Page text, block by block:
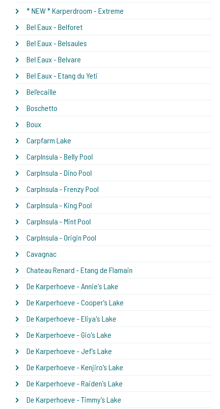
* NEW * Karperdroom - Extreme
Bel Eaux - Belforet
Bel Eaux - Belsaules
Bel Eaux - Belvare
Bel Eaux - Etang du Yeti
Bel'ecaille
Boschetto
Boux
Carpfarm Lake
CarpInsula - Belly Pool
CarpInsula - Dino Pool
CarpInsula - Frenzy Pool
CarpInsula - King Pool
CarpInsula - Mint Pool
CarpInsula - Origin Pool
Cavagnac
Chateau Renard - Etang de Flamain
De Karperhoeve - Annie's Lake
De Karperhoeve - Cooper's Lake
De Karperhoeve - Eliya's Lake
De Karperhoeve - Gio's Lake
De Karperhoeve - Jef's Lake
De Karperhoeve - Kenjiro's Lake
De Karperhoeve - Raiden's Lake
De Karperhoeve - Timmy's Lake